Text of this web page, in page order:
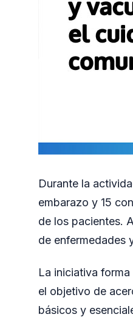
Durante la
embarazo y 15
de los pacientes.
de enfermedades
La iniciativa
el objetivo de
básicos y